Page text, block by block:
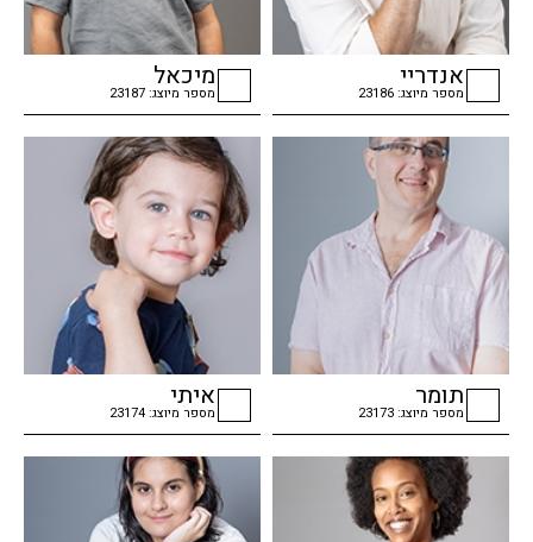
checkbox
אנדריי
מספר מיוצג: 23186
checkbox
מיכאל
מספר מיוצג: 23187
checkbox
תומר
מספר מיוצג: 23173
checkbox
איתי
מספר מיוצג: 23174